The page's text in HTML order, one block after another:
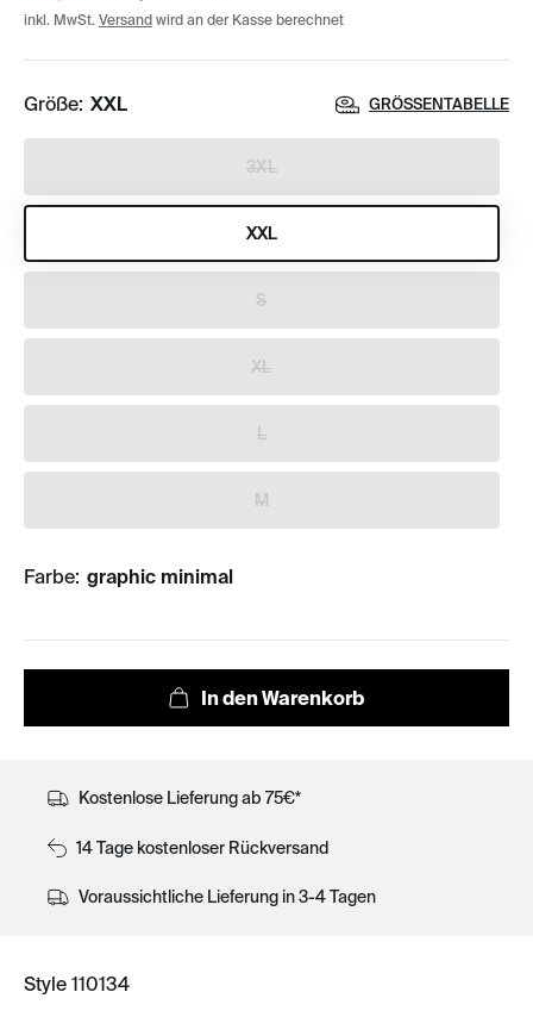
inkl. MwSt. Versand wird an der Kasse berechnet
Größe: XXL GRÖSSENTABELLE
3XL
XXL
S
XL
L
M
Farbe: graphic minimal
Kostenlose Lieferung ab 75€*
14 Tage kostenloser Rückversand
Voraussichtliche Lieferung in 3-4 Tagen
Style 110134